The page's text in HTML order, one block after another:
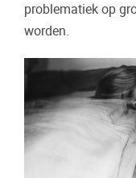
problematiek op
worden.